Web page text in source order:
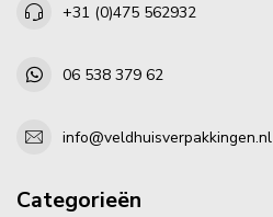
+31 (0)475 562932
06 538 379 62
info@veldhuisverpakkingen.nl
Categorieën